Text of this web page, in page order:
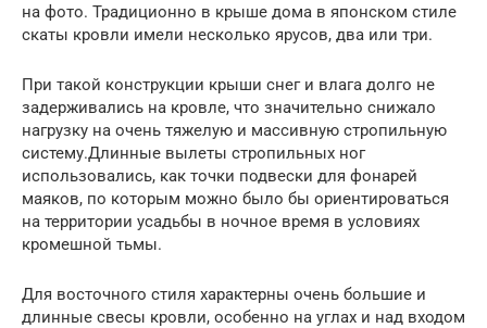
на фото. Традиционно в крыше дома в японском стиле
скаты кровли имели несколько ярусов, два или три.
При такой конструкции крыши снег и влага долго не
задерживались на кровле, что значительно снижало
нагрузку на очень тяжелую и массивную стропильную
систему.Длинные вылеты стропильных ног
использовались, как точки подвески для фонарей
маяков, по которым можно было бы ориентироваться
на территории усадьбы в ночное время в условиях
кромешной тьмы.
Для восточного стиля характерны очень большие и
длинные свесы кровли, особенно на углах и над входом